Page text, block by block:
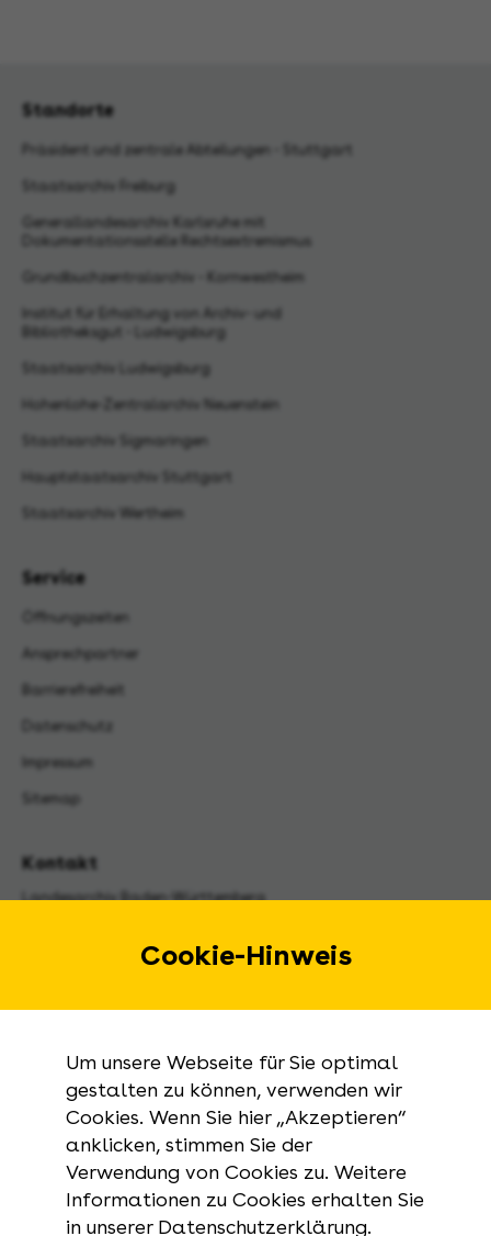
Cookie-Hinweis
Um unsere Webseite für Sie optimal
gestalten zu können, verwenden wir
Cookies. Wenn Sie hier „Akzeptieren“
anklicken, stimmen Sie der
Verwendung von Cookies zu. Weitere
Informationen zu Cookies erhalten Sie
in unserer Datenschutzerklärung.
Standorte
Präsident und zentrale Abteilungen - Stuttgart
Staatsarchiv Freiburg
Generallandesarchiv Karlsruhe mit
Dokumentationsstelle Rechtsextremismus
Grundbuchzentralarchiv - Kornwestheim
Institut für Erhaltung von Archiv- und
Bibliotheksgut - Ludwigsburg
Staatsarchiv Ludwigsburg
Hohenlohe-Zentralarchiv Neuenstein
Staatsarchiv Sigmaringen
Hauptstaatsarchiv Stuttgart
Staatsarchiv Wertheim
Service
Öffnungszeiten
Ansprechpartner
Barrierefreiheit
Datenschutz
Impressum
Sitemap
Kontakt
Landesarchiv Baden-Württemberg
+49 711 212-4272
Anfragen zu Archivgut:
+49 711 335075-555
Telefax:
+49 711 212-4283